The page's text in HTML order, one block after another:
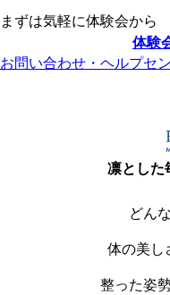
まずは気軽に体験会から
体験
お問い合わせ・ヘルプセ
凛とした
どん
体の美し
整った姿